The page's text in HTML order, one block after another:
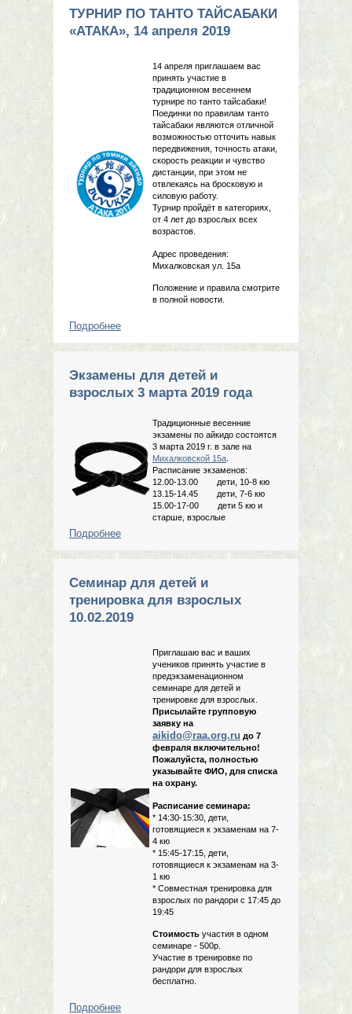
ТУРНИР ПО ТАНТО ТАЙСАБАКИ
«АТАКА», 14 апреля 2019
14 апреля приглашаем вас
принять участие в
традиционном весеннем
турнире по танто тайсабаки!
Поединки по правилам танто
тайсабаки являются отличной
возможностью отточить навык
передвижения, точность атаки,
скорость реакции и чувство
дистанции, при этом не
отвлекаясь на бросковую и
силовую работу.
Турнир пройдёт в категориях,
от 4 лет до взрослых всех
возрастов.
Адрес проведения:
Михалковская ул. 15а
Положение и правила смотрите
в полной новости.
Подробнее
«АТАКА», 14 апреля 2019
Экзамены для детей и
взрослых 3 марта 2019 года
Традиционные весенние
экзамены по айкидо состоятся
3 марта 2019 г. в зале на
Михалковской 15а
Расписание экзаменов:
12.00-13.00 дети, 10-8 кю
13.15-14.45 дети, 7-6 кю
15.00-17-00 дети 5 кю и
старше, взрослые
Подробнее
марта 2019 года
Семинар для детей и
тренировка для взрослых
10.02.2019
Приглашаю вас и ваших
учеников принять участие в
предэкзаменационном
семинаре для детей и
тренировке для взрослых.
Присылайте групповую
заявку на
aikido@raa.org.ru до 7
февраля включительно!
Пожалуйста, полностью
указывайте ФИО, для списка
на охрану.
Расписание семинара:
* 14:30-15:30, дети,
готовящиеся к экзаменам на 7-
4 кю
* 15:45-17:15, дети,
готовящиеся к экзаменам на 3-
1 кю
* Совместная тренировка для
взрослых по рандори с 17:45 до
19:45
Стоимость участия в одном
семинаре - 500р.
Участие в тренировке по
рандори для взрослых
бесплатно.
Подробнее